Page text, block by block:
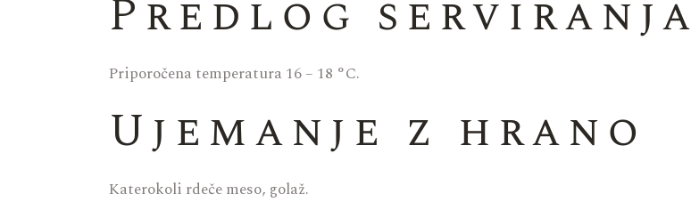
Predlog serviranja
Priporočena temperatura 16 – 18 °C.
Ujemanje z hrano
Katerokoli rdeče meso, golaž.